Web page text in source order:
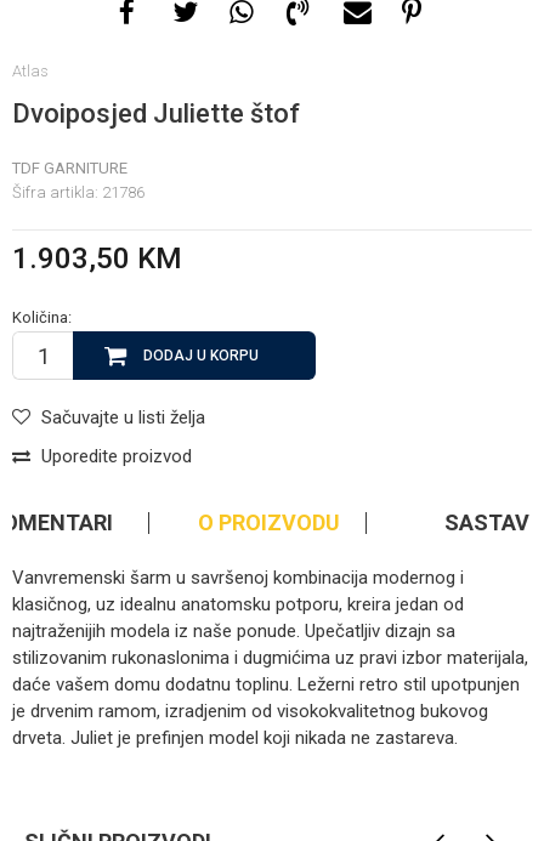
Atlas
Dvoiposjed Juliette štof
TDF GARNITURE
Šifra artikla: 21786
1.903,50 KM
Količina:
DODAJ U KORPU
Sačuvajte u listi želja
Uporedite proizvod
nedelje
O PROIZVODU SASTAV
Vanvremenski šarm u savršenoj kombinacija modernog i
klasičnog, uz idealnu anatomsku potporu, kreira jedan od
najtraženijih modela iz naše ponude. Upečatljiv dizajn sa
stilizovanim rukonaslonima i dugmićima uz pravi izbor materijala,
daće vašem domu dodatnu toplinu. Ležerni retro stil upotpunjen
je drvenim ramom, izradjenim od visokokvalitetnog bukovog
drveta. Juliet je prefinjen model koji nikada ne zastareva.